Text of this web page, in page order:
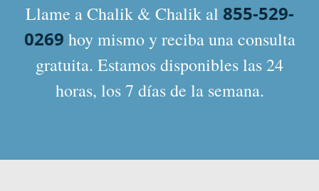
Llame a Chalik & Chalik al 855-529-
0269 hoy mismo y reciba una consulta
gratuita. Estamos disponibles las 24
horas, los 7 días de la semana.